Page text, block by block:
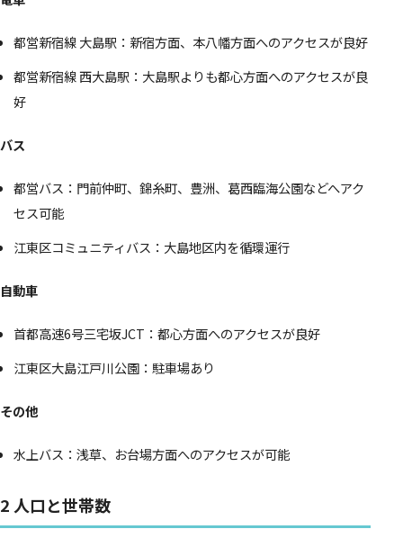
都営新宿線 大島駅：新宿方面、本八幡方面へのアクセスが良好
都営新宿線 西大島駅：大島駅よりも都心方面へのアクセスが良
好
バス
都営バス：門前仲町、錦糸町、豊洲、葛西臨海公園などへアク
セス可能
江東区コミュニティバス：大島地区内を循環運行
自動車
首都高速6号三宅坂JCT：都心方面へのアクセスが良好
江東区大島江戸川公園：駐車場あり
その他
水上バス：浅草、お台場方面へのアクセスが可能
2 人口と世帯数